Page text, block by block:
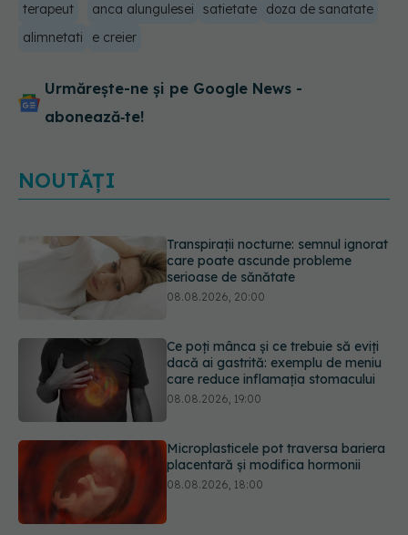
terapeut
anca alungulesei satietate
doza de sanatate
alimnetati
e creier
Urmărește-ne și pe Google News -
abonează‑te!
NOUTĂȚI
Ce poți mânca și ce trebuie să eviți
dacă ai gastrită: exemplu de meniu
care reduce inflamația stomacului
08.08.2026, 19:00
Microplasticele pot traversa bariera
placentară și modifica hormonii
08.08.2026, 18:00
Trucul genial cu ceai negru pentru
păr. Tot mai multe femei îl adoră
08.08.2026, 17:00